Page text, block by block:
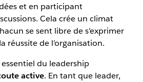
et en participant
Cela crée un climat
se sent libre de s’exprimer
réussite de l’organisation.
du leadership
active. En tant que leader,